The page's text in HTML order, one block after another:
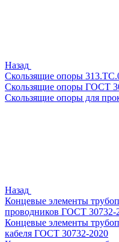
Назад
Скользящие опоры
Скользящие опоры ГОСТ
Скользящие опоры для
Назад
Концевые элементы
проводников ГОСТ 30732-
Концевые элементы
кабеля ГОСТ 30732-2020